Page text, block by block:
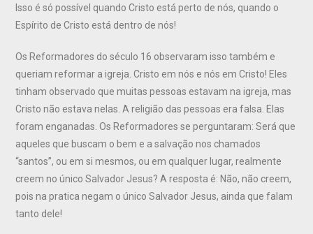
Isso é só possível quando Cristo está perto de nós, quando o
Espírito de Cristo está dentro de nós!
Os Reformadores do século 16 observaram isso também e
queriam reformar a igreja. Cristo em nós e nós em Cristo! Eles
tinham observado que muitas pessoas estavam na igreja, mas
Cristo não estava nelas. A religião das pessoas era falsa. Elas
foram enganadas. Os Reformadores se perguntaram: Será que
aqueles que buscam o bem e a salvação nos chamados
“santos”, ou em si mesmos, ou em qualquer lugar, realmente
creem no único Salvador Jesus? A resposta é: Não, não creem,
pois na pratica negam o único Salvador Jesus, ainda que falam
tanto dele!